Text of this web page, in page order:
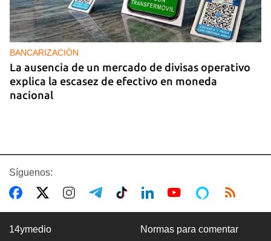
BANCARIZACIÓN
La ausencia de un mercado de divisas operativo
explica la escasez de efectivo en moneda
nacional
Síguenos:
14ymedio Normas para comentar